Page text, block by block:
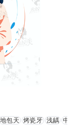
地包天 烤瓷牙 浅龋 中龋